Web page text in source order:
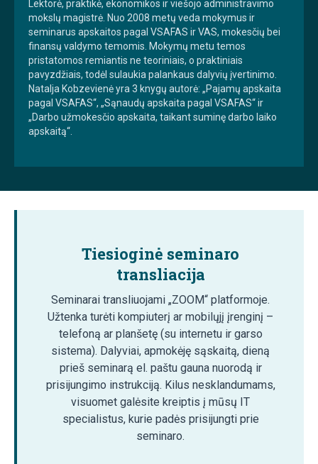
Lektorė, praktikė, ekonomikos ir viešojo administravimo
mokslų magistrė. Nuo 2008 metų veda mokymus ir
seminarus apskaitos pagal VSAFAS ir VAS, mokesčių bei
finansų valdymo temomis. Mokymų metu temos
pristatomos remiantis ne teoriniais, o praktiniais
pavyzdžiais, todėl sulaukia palankaus dalyvių įvertinimo.
Natalja Kobzevienė yra 3 knygų autorė: „Pajamų apskaita
pagal VSAFAS“, „Sąnaudų apskaita pagal VSAFAS“ ir
„Darbo užmokesčio apskaita, taikant suminę darbo laiko
apskaitą“.
Tiesioginė seminaro
transliacija
Seminarai transliuojami „ZOOM“ platformoje.
Užtenka turėti kompiuterį ar mobilųjį įrenginį –
telefoną ar planšetę (su internetu ir garso
sistema). Dalyviai, apmokėję sąskaitą, dieną
prieš seminarą el. paštu gauna nuorodą ir
prisijungimo instrukciją. Kilus nesklandumams,
visuomet galėsite kreiptis į mūsų IT
specialistus, kurie padės prisijungti prie
seminaro.